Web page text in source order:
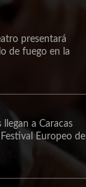
presentará
de fuego en la
a Caracas
Europeo de